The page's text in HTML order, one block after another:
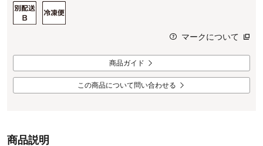
マークについて
商品ガイド
この商品について問い合わせる
商品説明